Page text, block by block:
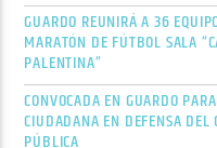
GUARDO REUNIRÁ A 36
MARATÓN DE FÚTBOL SALA
PALENTINA”
CONVOCADA EN GUARDO
CIUDADANA EN DEFENSA
PÚBLICA